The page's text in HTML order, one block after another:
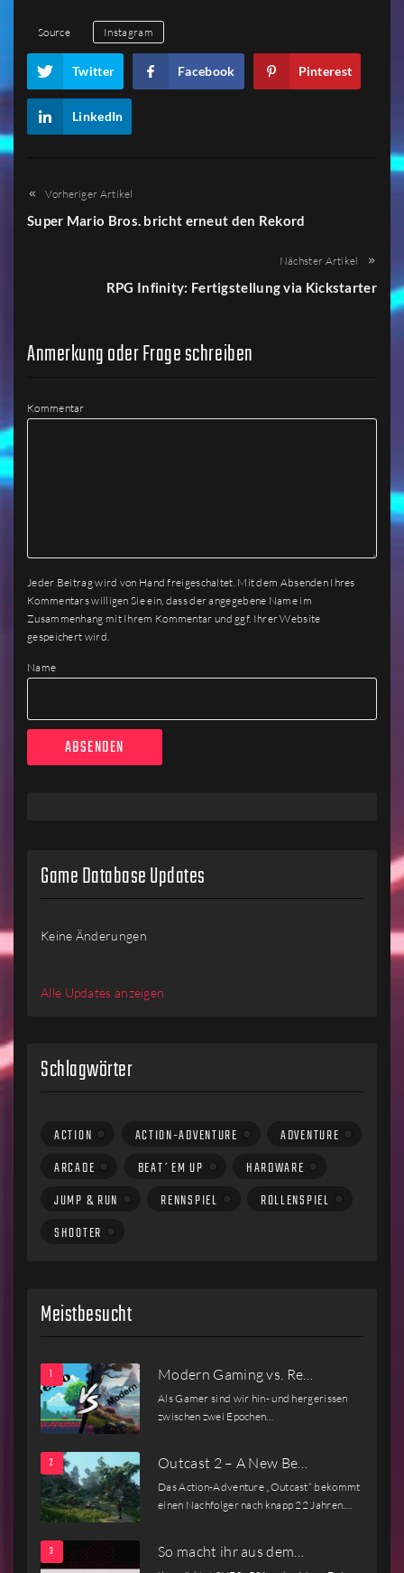
Source Instagram
Twitter Facebook Pinterest
LinkedIn
Vorheriger Artikel
Super Mario Bros. bricht erneut den Rekord
Nächster Artikel
RPG Infinity: Fertigstellung via Kickstarter
Anmerkung oder Frage schreiben
Kommentar
Jeder Beitrag wird von Hand freigeschaltet. Mit dem Absenden Ihres
Kommentars willigen Sie ein, dass der angegebene Name im
Zusammenhang mit Ihrem Kommentar und ggf. Ihrer Website
gespeichert wird.
Name
Game Database Updates
Keine Änderungen
Alle Updates anzeigen
Schlagwörter
ACTION ACTION-ADVENTURE
ADVENTURE
ARCADE
BEAT´EM UP
HARDWARE
JUMP & RUN
RENNSPIEL
ROLLENSPIEL
SHOOTER
Meistbesucht
Modern Gaming vs. Re…
Als Gamer sind wir hin- und hergerissen
zwischen zwei Epochen…
Outcast 2 – A New Be…
Das Action-Adventure „Outcast“ bekommt
einen Nachfolger nach knapp 22 Jahren.…
So macht ihr aus dem…